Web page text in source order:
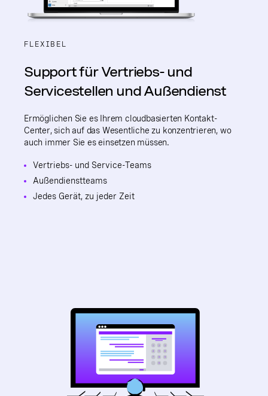
FLEXIBEL
Support für Vertriebs- und
Servicestellen und Außendienst
Ermöglichen Sie es Ihrem cloudbasierten Kontakt-
Center, sich auf das Wesentliche zu konzentrieren, wo
auch immer Sie es einsetzen müssen.
Vertriebs- und Service-Teams
Außendienstteams
Jedes Gerät, zu jeder Zeit